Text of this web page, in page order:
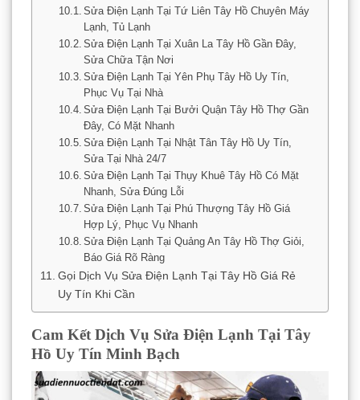
Sửa Điện Lạnh Tại Tứ Liên Tây Hồ Chuyên Máy
Lạnh, Tủ Lạnh
Sửa Điện Lạnh Tại Xuân La Tây Hồ Gần Đây,
Sửa Chữa Tận Nơi
Sửa Điện Lạnh Tại Yên Phụ Tây Hồ Uy Tín,
Phục Vụ Tại Nhà
Sửa Điện Lạnh Tại Bưởi Quận Tây Hồ Thợ Gần
Đây, Có Mặt Nhanh
Sửa Điện Lạnh Tại Nhật Tân Tây Hồ Uy Tín,
Sửa Tại Nhà 24/7
Sửa Điện Lạnh Tại Thụy Khuê Tây Hồ Có Mặt
Nhanh, Sửa Đúng Lỗi
Sửa Điện Lạnh Tại Phú Thượng Tây Hồ Giá
Hợp Lý, Phục Vụ Nhanh
Sửa Điện Lạnh Tại Quảng An Tây Hồ Thợ Giỏi,
Báo Giá Rõ Ràng
Gọi Dịch Vụ Sửa Điện Lạnh Tại Tây Hồ Giá Rẻ
Uy Tín Khi Cần
Cam Kết Dịch Vụ Sửa Điện Lạnh Tại Tây
Hồ Uy Tín Minh Bạch